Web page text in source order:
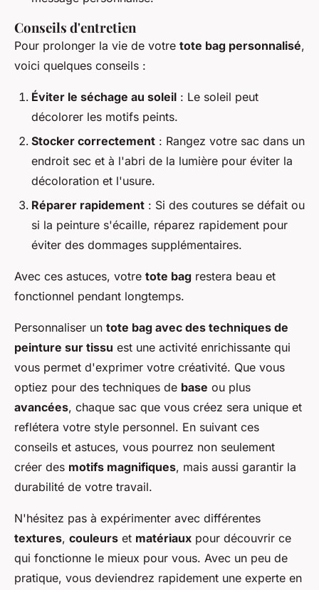
Conseils d'entretien
Pour prolonger la vie de votre tote bag personnalisé,
voici quelques conseils :
Éviter le séchage au soleil : Le soleil peut
décolorer les motifs peints.
Stocker correctement : Rangez votre sac dans un
endroit sec et à l'abri de la lumière pour éviter la
décoloration et l'usure.
Réparer rapidement : Si des coutures se défait ou
si la peinture s'écaille, réparez rapidement pour
éviter des dommages supplémentaires.
Avec ces astuces, votre tote bag restera beau et
fonctionnel pendant longtemps.
Personnaliser un tote bag avec des techniques de
peinture sur tissu est une activité enrichissante qui
vous permet d'exprimer votre créativité. Que vous
optiez pour des techniques de base ou plus
avancées, chaque sac que vous créez sera unique et
reflétera votre style personnel. En suivant ces
conseils et astuces, vous pourrez non seulement
créer des motifs magnifiques, mais aussi garantir la
durabilité de votre travail.
N'hésitez pas à expérimenter avec différentes
textures, couleurs et matériaux pour découvrir ce
qui fonctionne le mieux pour vous. Avec un peu de
pratique, vous deviendrez rapidement une experte en